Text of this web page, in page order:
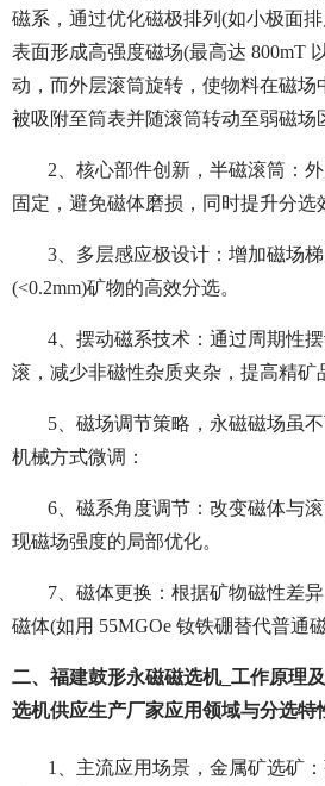
磁系，通过优化磁极排列(如小极面
表面形成高强度磁场(最高达 800mT
动，而外层滚筒旋转，使物料在磁场
被吸附至筒表并随滚筒转动至弱磁场
2、核心部件创新， 半磁滚筒：
固定，避免磁体磨损，同时提升分选
3、多层感应极设计：增加磁场
(<0.2mm)矿物的高效分选。
4、摆动磁系技术：通过周期性
滚，减少非磁性杂质夹杂，提高精矿
5、磁场调节策略， 永磁磁场虽
机械方式微调：
6、磁系角度调节：改变磁体与
现磁场强度的局部优化。
7、磁体更换：根据矿物磁性差
磁体(如用 55MGOe 钕铁硼替代普通磁
二、福建鼓形永磁磁选机_工作原理
选机供应生产厂家应用领域与分选特
1、主流应用场景， 金属矿选矿：